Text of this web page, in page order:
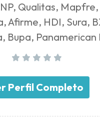
Qualitas, Mapfre,
Afirme, HDI, Sura,
Bupa, Panamerican
Perfil Completo